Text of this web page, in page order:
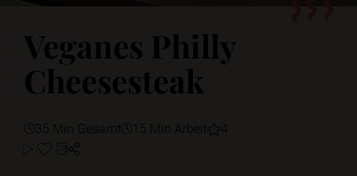
Veganes Philly
Cheesesteak
35 Min Gesamt 15 Min Arbeit 4